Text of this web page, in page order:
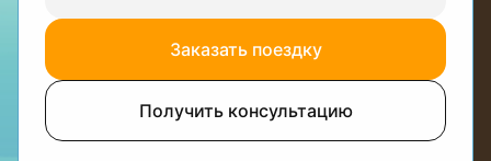
Заказать поездку
Получить консультацию